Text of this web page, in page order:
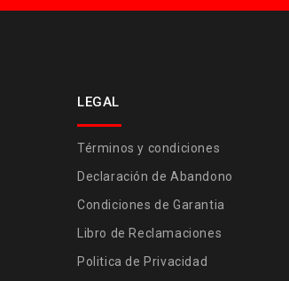
LEGAL
Términos y condiciones
Declaración de Abandono
Condiciones de Garantia
Libro de Reclamaciones
Politica de Privacidad